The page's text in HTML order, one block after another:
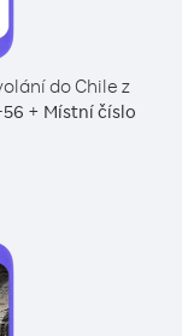
do Chile z
56 + Místní číslo